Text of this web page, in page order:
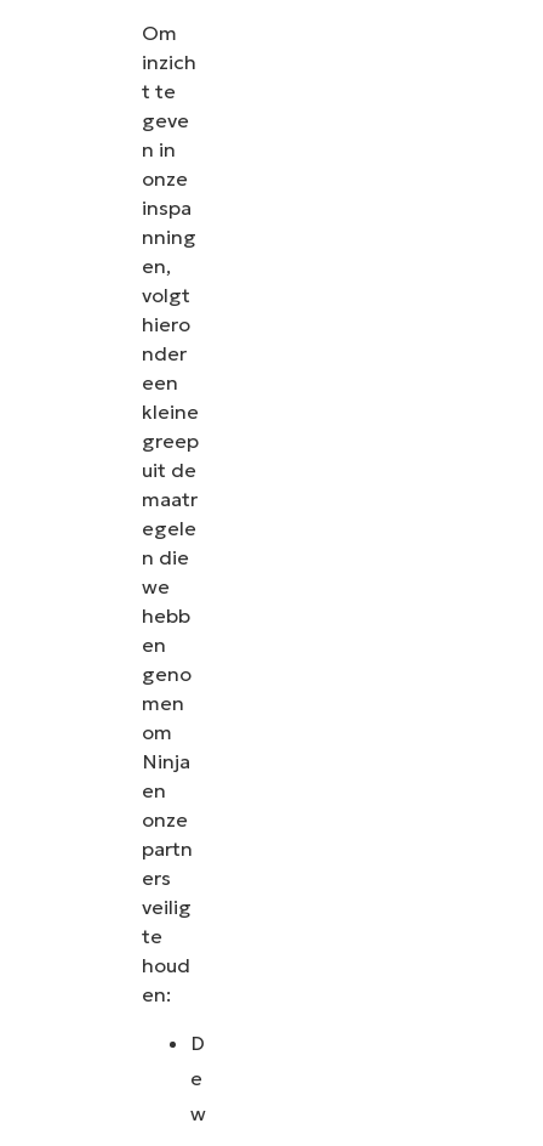
Om
inzich
t te
geve
n in
onze
inspa
nning
en,
volgt
hiero
nder
een
kleine
greep
uit de
maatr
egele
n die
we
hebb
en
geno
men
om
Ninja
en
onze
partn
ers
veilig
te
houd
en:
D
e
w